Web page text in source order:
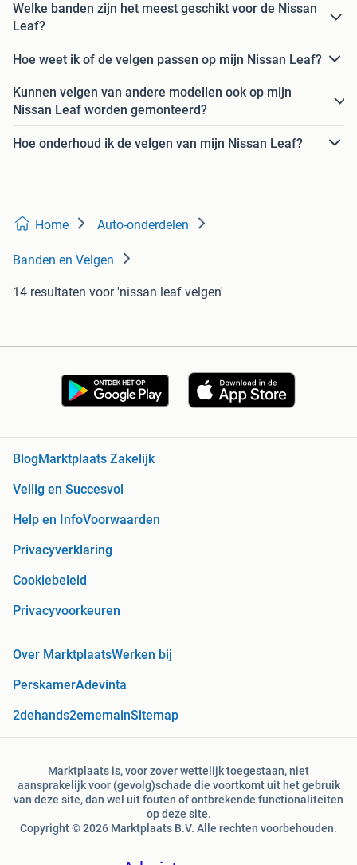
Welke banden zijn het meest geschikt voor de Nissan
Leaf?
Hoe weet ik of de velgen passen op mijn Nissan Leaf?
Kunnen velgen van andere modellen ook op mijn
Nissan Leaf worden gemonteerd?
Hoe onderhoud ik de velgen van mijn Nissan Leaf?
Home Auto-onderdelen
Banden en Velgen
14 resultaten voor 'nissan leaf velgen'
Blog Marktplaats Zakelijk
Veilig en Succesvol
Help en InfoVoorwaarden
Privacyverklaring
Cookiebeleid
Privacyvoorkeuren
Over MarktplaatsWerken bij
PerskamerAdevinta
2dehands2ememainSitemap
Marktplaats is, voor zover wettelijk toegestaan, niet
aansprakelijk voor (gevolg)schade die voortkomt uit het gebruik
van deze site, dan wel uit fouten of ontbrekende functionaliteiten
op deze site.
Copyright © 2026 Marktplaats B.V. Alle rechten voorbehouden.